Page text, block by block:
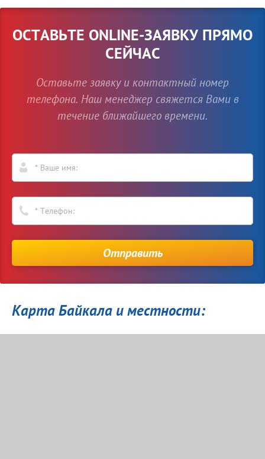
ОСТАВЬТЕ ONLINE-ЗАЯВКУ ПРЯМО
СЕЙЧАС
Оставьте заявку и контактный номер
телефона. Наш менеджер свяжется Вами в
течение ближайшего времени.
Отправить
Карта Байкала и местности: